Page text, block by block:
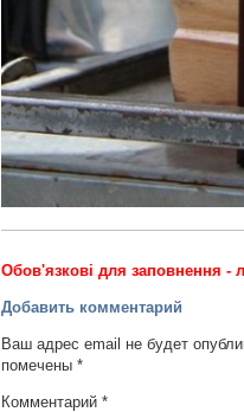
Обов'язкові для заповнення -
Добавить комментарий
Ваш адрес email не будет
помечены *
Комментарий *